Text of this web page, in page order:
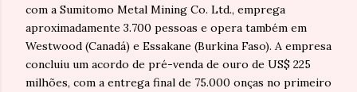
com a Sumitomo Metal Mining Co. Ltd., emprega
aproximadamente 3.700 pessoas e opera também em
Westwood (Canadá) e Essakane (Burkina Faso). A empresa
concluiu um acordo de pré-venda de ouro de US$ 225
milhões, com a entrega final de 75.000 onças no primeiro